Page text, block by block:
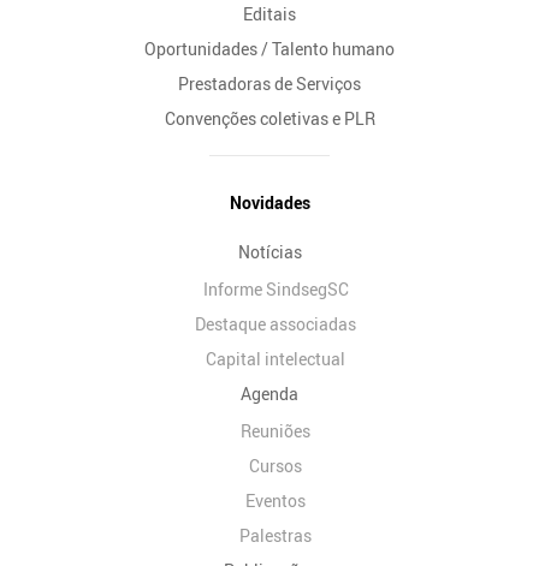
Editais
Oportunidades / Talento humano
Prestadoras de Serviços
Convenções coletivas e PLR
Novidades
Notícias
Informe SindsegSC
Destaque associadas
Capital intelectual
Agenda
Reuniões
Cursos
Eventos
Palestras